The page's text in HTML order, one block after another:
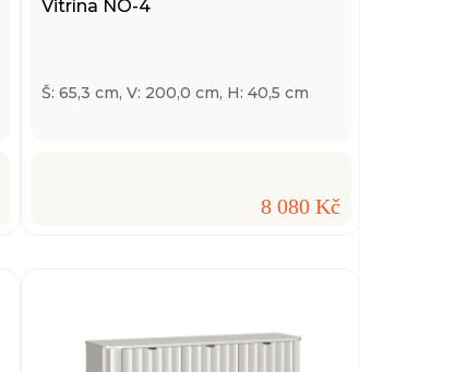
Vitrína NO-4
Š: 65,3 cm, V: 200,0 cm, H: 40,5 cm
8 080 Kč